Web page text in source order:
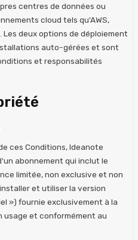
centres de données ou
cloud tels qu'AWS,
Les deux options de déploiement
auto-gérées et sont
et responsabilités
ces Conditions, Ideanote
abonnement qui inclut le
limitée, non exclusive et non
et utiliser la version
») fournie exclusivement à la
usage et conformément au